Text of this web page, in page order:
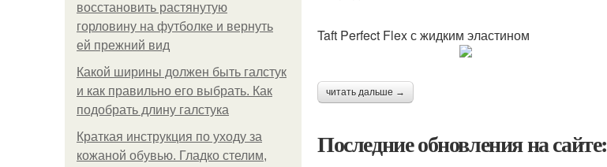
восстановить растянутую
горловину на футболке и вернуть
ей прежний вид
Какой ширины должен быть галстук
и как правильно его выбрать. Как
подобрать длину галстука
Краткая инструкция по уходу за
кожаной обувью. Гладко стелим,
Taft Perfect Flex с жидким эластином
читать дальше →
Последние обновления на сайте: